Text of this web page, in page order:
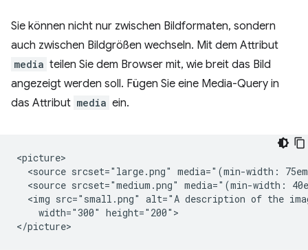
Sie können nicht nur zwischen Bildformaten, sondern
auch zwischen Bildgrößen wechseln. Mit dem Attribut
media teilen Sie dem Browser mit, wie breit das Bild
angezeigt werden soll. Fügen Sie eine Media-Query in
das Attribut media ein.
<picture>
<source srcset="large.png" media="(min-width:
<source srcset="medium.png" media="(min-width:
<img src="small.png" alt="A description of the
    width="300" height="200">